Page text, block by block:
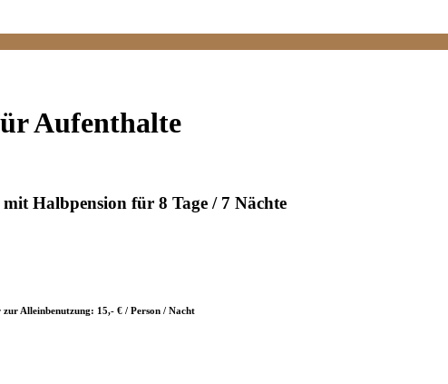
Aufenthalte
Halbpension für 8 Tage / 7 Nächte
Alleinbenutzung: 15,- € / Person / Nacht